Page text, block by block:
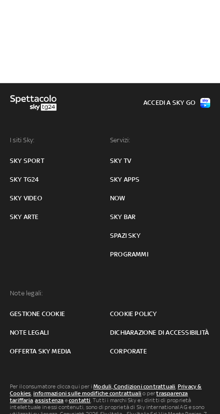
I siti Sky:
SKY SPORT
SKY TG24
SKY VIDEO
SKY ARTE
Servizi:
SKY TV
SKY APPS
NOW
SKY BAR
SPAZI SKY
PROGRAMMI
Note legali:
GESTIONE COOKIE COOKIE POLICY
NOTE LEGALI DICHIARAZIONE DI ACCESSIBILITÀ
OFFERTA SKY MEDIA CORPORATE
ACCEDI A SKY GO
Per il consumatore clicca qui per iModuli, Condizioni contrattuali, Privacy &
Cookies, informazioni sulle modifiche contrattuali o pertrasparenza
tariffaria,assistenza econtatti. Tutti i marchi Sky e i diritti di proprietà
intellettuale in essi contenuti, sono di proprietà di Sky international AG e sono